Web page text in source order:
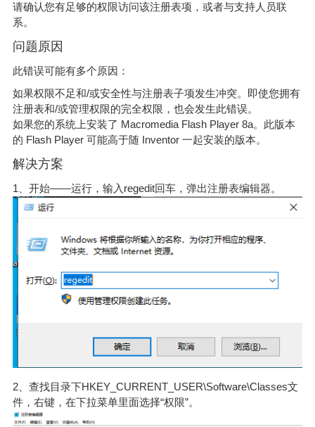
请确认您有足够的权限访问该注册表项，或者与支持人员联
系。
问题原因
此错误可能有多个原因：
如果权限不足和/或安全性与注册表子项发生冲突。即使您拥有
注册表和/或管理权限的完全权限，也会发生此错误。
如果您的系统上安装了 Macromedia Flash Player 8a。此版本
的 Flash Player 可能高于随 Inventor 一起安装的版本。
解决方案
1、开始——运行，输入regedit回车，弹出注册表编辑器。
2、查找目录下HKEY_CURRENT_USER\Software\Classes文
件，右键，在下拉菜单里面选择“权限”。